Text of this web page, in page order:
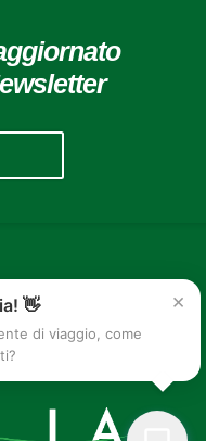
×
👋
di viaggio, come